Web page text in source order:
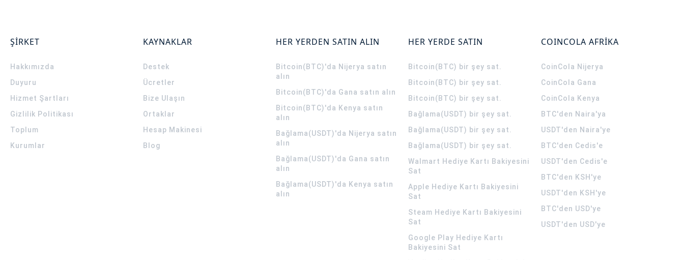
ŞİRKET
Hakkımızda
Duyuru
Hizmet Şartları
Gizlilik Politikası
Toplum
Kurumlar
KAYNAKLAR
Destek
Ücretler
Bize Ulaşın
Ortaklar
Hesap Makinesi
Blog
HER YERDEN SATIN ALIN
Bitcoin(BTC)'da Nijerya satın
alın
Bitcoin(BTC)'da Gana satın alın
Bitcoin(BTC)'da Kenya satın
alın
Bağlama(USDT)'da Nijerya satın
alın
Bağlama(USDT)'da Gana satın
alın
Bağlama(USDT)'da Kenya satın
alın
HER YERDE SATIN
Bitcoin(BTC) bir şey sat.
Bitcoin(BTC) bir şey sat.
Bitcoin(BTC) bir şey sat.
Bağlama(USDT) bir şey sat.
Bağlama(USDT) bir şey sat.
Bağlama(USDT) bir şey sat.
Walmart Hediye Kartı Bakiyesini
Sat
Apple Hediye Kartı Bakiyesini
Sat
Steam Hediye Kartı Bakiyesini
Sat
Google Play Hediye Kartı
Bakiyesini Sat
COINCOLA AFRİKA
CoinCola Nijerya
CoinCola Gana
CoinCola Kenya
BTC'den Naira'ya
USDT'den Naira'ye
BTC'den Cedis'e
USDT'den Cedis'e
BTC'den KSH'ye
USDT'den KSH'ye
BTC'den USD'ye
USDT'den USD'ye